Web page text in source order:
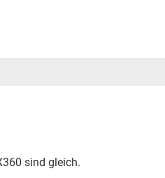
sind gleich.